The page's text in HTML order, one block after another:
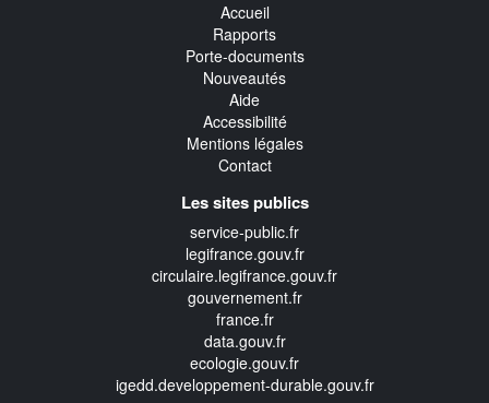
Accueil
Rapports
Porte-documents
Nouveautés
Aide
Accessibilité
Mentions légales
Contact
Les sites publics
service-public.fr
legifrance.gouv.fr
circulaire.legifrance.gouv.fr
gouvernement.fr
france.fr
data.gouv.fr
ecologie.gouv.fr
igedd.developpement-durable.gouv.fr